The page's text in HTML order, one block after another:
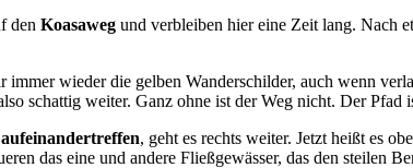
den Koasaweg und verbleiben hier eine Zeit lang. Nach
wieder die gelben Wanderschilder, auch wenn
schattig weiter. Ganz ohne ist der Weg nicht. Der
, geht es rechts weiter. Jetzt heißt es
das eine und andere Fließgewässer, das den steilen